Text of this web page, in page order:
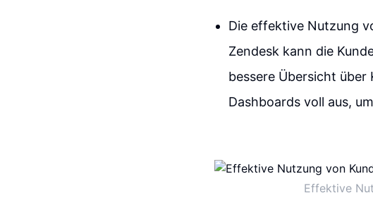
Die effektive Nutzung
Zendesk kann die
bessere Übersicht über
Dashboards voll aus,
Effektive